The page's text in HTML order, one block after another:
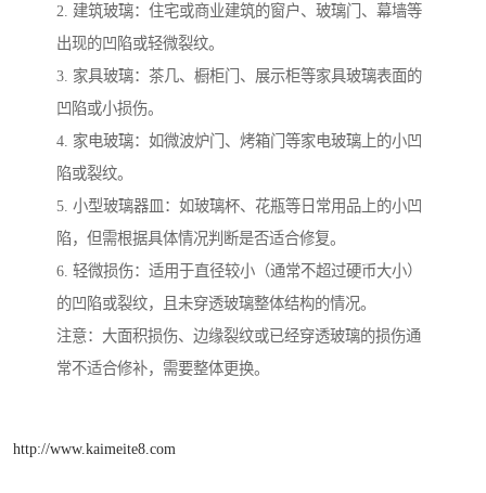
2. 建筑玻璃：住宅或商业建筑的窗户、玻璃门、幕墙等
出现的凹陷或轻微裂纹。
3. 家具玻璃：茶几、橱柜门、展示柜等家具玻璃表面的
凹陷或小损伤。
4. 家电玻璃：如微波炉门、烤箱门等家电玻璃上的小凹
陷或裂纹。
5. 小型玻璃器皿：如玻璃杯、花瓶等日常用品上的小凹
陷，但需根据具体情况判断是否适合修复。
6. 轻微损伤：适用于直径较小（通常不超过硬币大小）
的凹陷或裂纹，且未穿透玻璃整体结构的情况。
注意：大面积损伤、边缘裂纹或已经穿透玻璃的损伤通
常不适合修补，需要整体更换。
http://www.kaimeite8.com